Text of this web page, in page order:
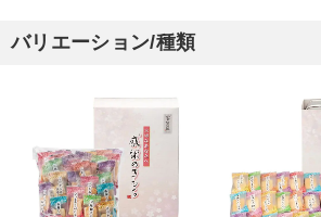
バリエーション/種類